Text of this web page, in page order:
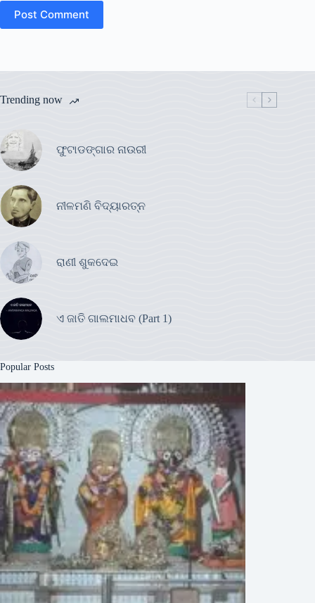
Post Comment
Trending now
ଫୁଟାଡଙ୍ଗାର ନାଉରୀ
ନୀଳମଣି ବିଦ୍ୟାରତ୍ନ
ରାଣୀ ଶୁକଦେଇ
ଏ ଜାତି ଗାଲମାଧବ (Part 1)
Popular Posts